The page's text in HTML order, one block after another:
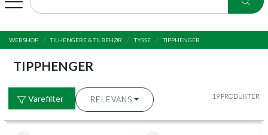
WEBSHOP TILHENGERE & TILBEHØR TYSSE TIPPHENGER
TIPPHENGER
Varefilter RELEVANS 19 PRODUKTER